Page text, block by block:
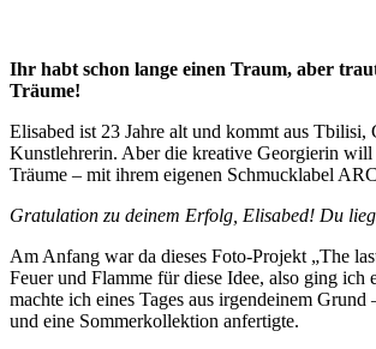
Ihr habt schon lange einen Traum, aber
Träume!
Elisabed ist 23 Jahre alt und kommt aus
Kunstlehrerin. Aber die kreative Georgierin
Träume ­– mit ihrem eigenen Schmucklabel
Gratulation zu deinem Erfolg, Elisabed! Du
Am Anfang war da dieses Foto-Projekt „The
Feuer und Flamme für diese Idee, also ging
machte ich eines Tages aus irgendeinem
und eine Sommerkollektion anfertigte.